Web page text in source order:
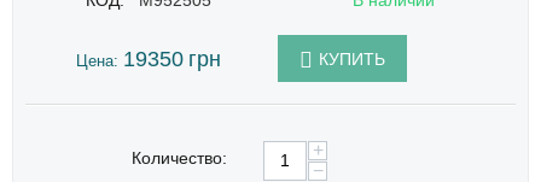
Цена: 19350 грн КУПИТЬ
Количество:
+
−